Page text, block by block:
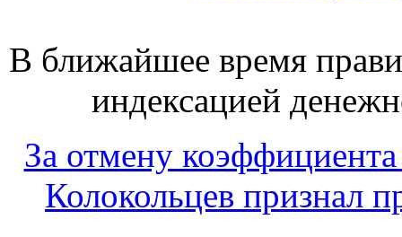
В ближайшее время
индексацией
За отмену
Колокольцев признал